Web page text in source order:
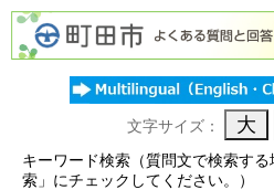
文字サイズ：
キーワード検索（質問文で検索す
索」にチェックしてください。）